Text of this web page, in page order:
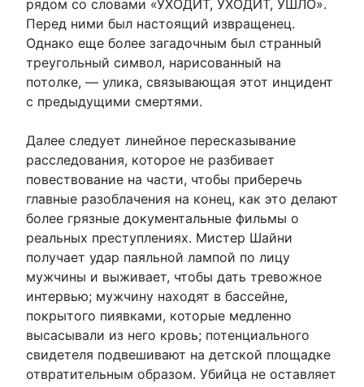
рядом со словами «УХОДИТ, УХОДИТ, УШЛО».
Перед ними был настоящий извращенец.
Однако еще более загадочным был странный
треугольный символ, нарисованный на
потолке, — улика, связывающая этот инцидент
с предыдущими смертями.
Далее следует линейное пересказывание
расследования, которое не разбивает
повествование на части, чтобы приберечь
главные разоблачения на конец, как это делают
более грязные документальные фильмы о
реальных преступлениях. Мистер Шайни
получает удар паяльной лампой по лицу
мужчины и выживает, чтобы дать тревожное
интервью; мужчину находят в бассейне,
покрытого пиявками, которые медленно
высасывали из него кровь; потенциального
свидетеля подвешивают на детской площадке
отвратительным образом. Убийца не оставляет